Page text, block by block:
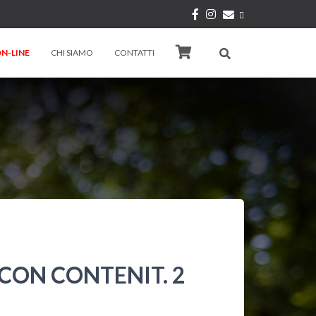
LINE CHI SIAMO CONTATTI
CONTENIT. 2